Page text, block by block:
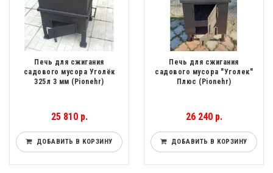
Печь для сжигания
садового мусора Уголёк
325л 3 мм (Pionehr)
25 810 р.
ДОБАВИТЬ В КОРЗИНУ
Печь для сжигания
садового мусора "Уголек"
Плюс (Pionehr)
26 240 р.
ДОБАВИТЬ В КОРЗИНУ